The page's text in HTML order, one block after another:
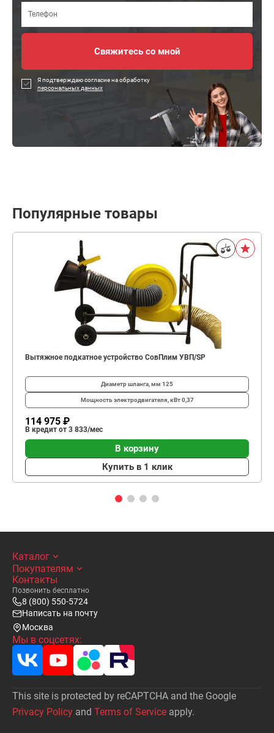
Я подтверждаю согласие на обработку
персональных данных
Популярные товары
Вытяжное подкатное устройство СовПлим УВП/SP
Диаметр шланга, мм 125
Мощность электродвигателя, кВт0,37
114 975 ₽
В кредит от 3 833/мес
В корзину
Купить в 1 клик
Каталог
Покупателям
Контакты
Позвонить бесплатно
8 (800) 550-5724
Написать на почту
Москва
Мы в соцсетях:
This site is protected by reCAPTCHA and the Google
Privacy Policy and Terms of Service apply.